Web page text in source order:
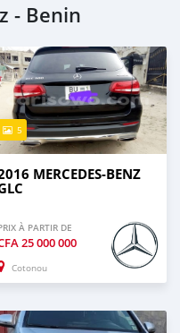
- Benin
5
MERCEDES-BENZ
À PARTIR DE
25 000 000
Cotonou